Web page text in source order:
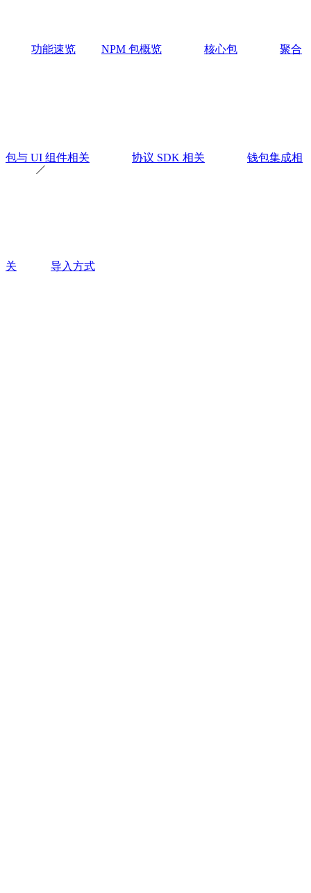
功能速览 NPM 包概览 核心包 聚合
包与 UI 组件相关 协议 SDK 相关 钱包集成相
关 导入方式